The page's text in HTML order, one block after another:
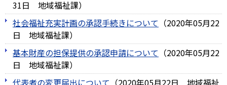
31日
地域福祉課）
社会福祉充実計画の承認手続きについて （2020年05月22
日
地域福祉課）
基本財産の担保提供の承認申請について （2020年05月22
日
地域福祉課）
代表者の変更届出について （2020年05月22日
地域福祉